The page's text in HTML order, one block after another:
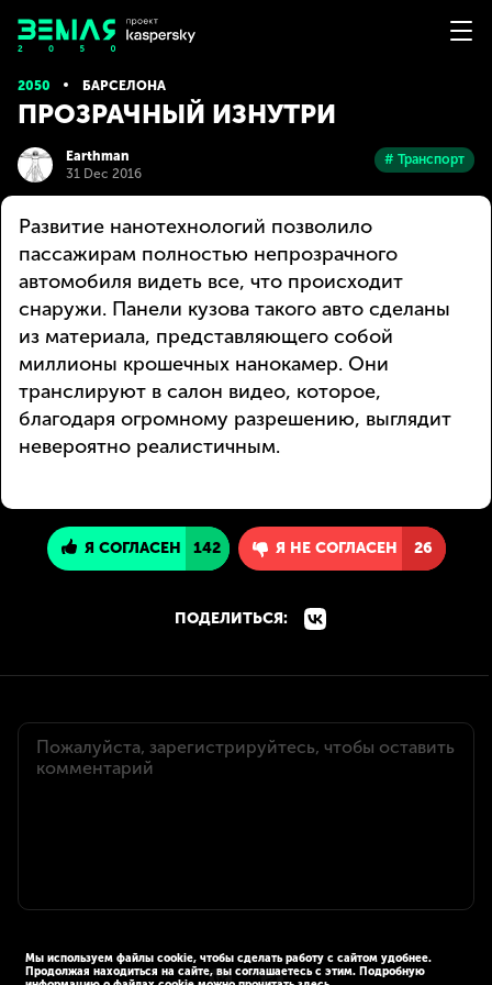
2050 БАРСЕЛОНА
ПРОЗРАЧНЫЙ ИЗНУТРИ
Earthman
31 Dec 2016
# Транспорт
Развитие нанотехнологий позволило
пассажирам полностью непрозрачного
автомобиля видеть все, что происходит
снаружи. Панели кузова такого авто сделаны
из материала, представляющего собой
миллионы крошечных нанокамер. Они
транслируют в салон видео, которое,
благодаря огромному разрешению, выглядит
невероятно реалистичным.
Я СОГЛАСЕН 142 Я НЕ СОГЛАСЕН 26
ПОДЕЛИТЬСЯ:
Мы используем файлы cookie, чтобы сделать работу с сайтом удобнее.
Продолжая находиться на сайте, вы соглашаетесь с этим. Подробную